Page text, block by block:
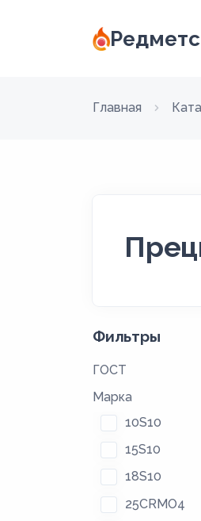
Главная
Фильтры
ГОСТ
Марка
10S10
15S10
18S10
25CRMO4